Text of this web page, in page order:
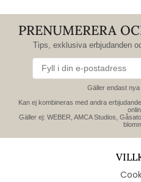
PRENUMERERA
Tips, exklusiva erbjudanden
Gäller endast nya
Kan ej kombineras med andra
Gäller ej: WEBER, AMCA Studios,